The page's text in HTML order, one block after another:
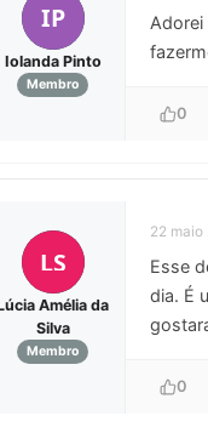
IP
Iolanda Pinto
Membro
0
LS
Amélia da
Silva
Membro
22 maio
Esse
dia. É
0